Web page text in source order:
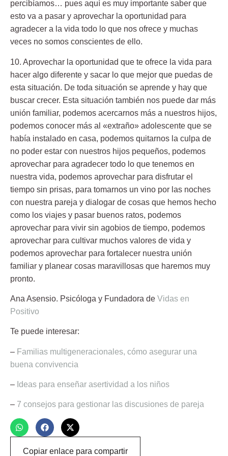
percibíamos… pues aquí es muy importante saber que
esto va a pasar y aprovechar la oportunidad para
agradecer a la vida todo lo que nos ofrece y muchas
veces no somos conscientes de ello.
10. Aprovechar la oportunidad que te ofrece la vida para
hacer algo diferente y sacar lo que mejor que puedas de
esta situación. De toda situación se aprende y hay que
buscar crecer. Esta situación también nos puede dar más
unión familiar, podemos acercarnos más a nuestros hijos,
podemos conocer más al «extraño» adolescente que se
había instalado en casa, podemos quitarnos la culpa de
no poder estar con nuestros hijos pequeños, podemos
aprovechar para agradecer todo lo que tenemos en
nuestra vida, podemos aprovechar para disfrutar el
tiempo sin prisas, para tomarnos un vino por las noches
con nuestra pareja y dialogar de cosas que hemos hecho
como los viajes y pasar buenos ratos, podemos
aprovechar para vivir sin agobios de tiempo, podemos
aprovechar para cultivar muchos valores de vida y
podemos aprovechar para fortalecer nuestra unión
familiar y planear cosas maravillosas que haremos muy
pronto.
Ana Asensio. Psicóloga y Fundadora de Vidas en
Positivo
Te puede interesar:
– Familias multigeneracionales, cómo asegurar una
buena convivencia
– Ideas para enseñar asertividad a los niños
– 7 consejos para gestionar las discusiones de pareja
Copiar enlace para compartir